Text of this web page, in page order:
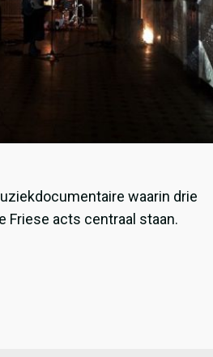
waarin drie
Friese acts centraal staan.